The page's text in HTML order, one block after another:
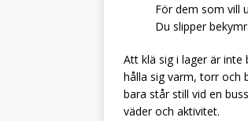
För dem som vill
Du slipper
Att klä sig i lager är
hålla sig varm, torr och
bara står still vid en
väder och aktivitet.